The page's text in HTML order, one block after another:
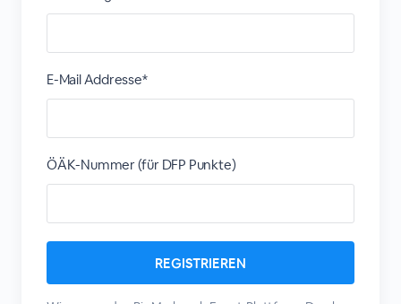
E-Mail Addresse*
ÖÄK-Nummer (für DFP Punkte)